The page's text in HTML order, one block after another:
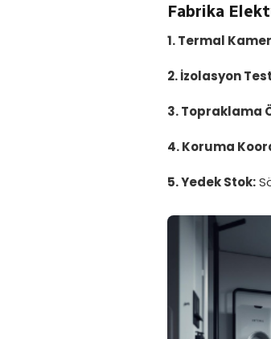
Fabrika
1. Termal
2. İzolasyon
3. Topraklama
4. Koruma
5. Yedek Stok: